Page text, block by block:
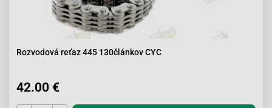
Rozvodová reťaz 445 130článkov CYC
42.00 €